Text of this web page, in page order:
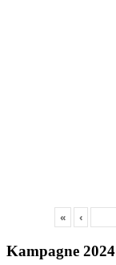
« ‹
Kampagne 2024